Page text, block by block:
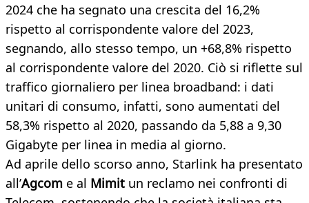
2024 che ha segnato una crescita del 16,2%
rispetto al corrispondente valore del 2023,
segnando, allo stesso tempo, un +68,8% rispetto
al corrispondente valore del 2020. Ciò si riflette sul
traffico giornaliero per linea broadband: i dati
unitari di consumo, infatti, sono aumentati del
58,3% rispetto al 2020, passando da 5,88 a 9,30
Gigabyte per linea in media al giorno.
Ad aprile dello scorso anno, Starlink ha presentato
all’Agcom e al Mimit un reclamo nei confronti di